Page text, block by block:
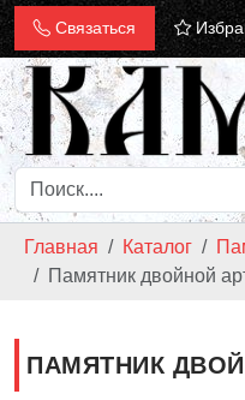
Связаться
Главная Каталог
Памятник двойной
ПАМЯТНИК